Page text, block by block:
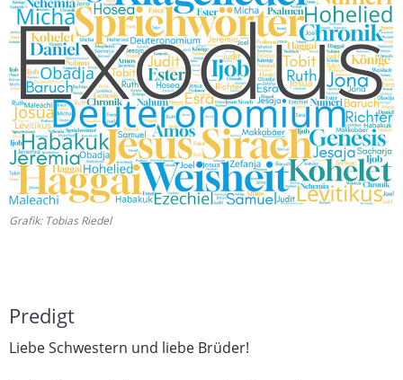
Grafik: Tobias Riedel
Predigt
Liebe Schwestern und liebe Brüder!